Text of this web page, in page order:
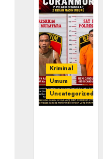
Kriminal
Umum
Uncategorized